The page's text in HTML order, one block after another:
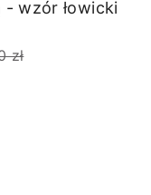
wzór łowicki
zł